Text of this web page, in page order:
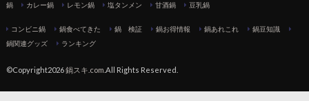
鍋
カレー鍋 レモン鍋 塩タンメン 甘酒鍋 豆乳鍋
コンビニ鍋 鍋食べてきた 鍋 検証 鍋お得情報 鍋あれこれ
鍋豆知識
鍋関連グッズ
ランキング
©Copyright2026鍋スキ.com .All Rights Reserved.